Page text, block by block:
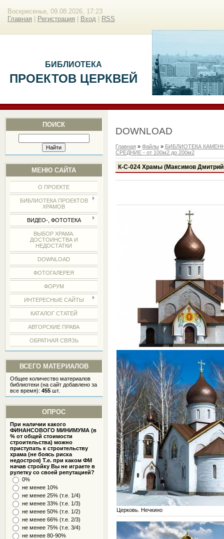
Воскресенье, 09.08.2026, 17:23
Главная
Регистрация Вход RSS
БИБЛИОТЕКА
ПРОЕКТОВ ЦЕРКВЕЙ
ПОИСК
МЕНЮ САЙТА
О ПРОЕКТЕ
БИБЛИОТЕКА ПРОЕКТОВ
ХРАМОВ
ВИДЕО-, ФОТОТЕКА
ВЫБОР ХРАМА.
ДОСТОИНСТВА И
НЕДОСТАТКИ
DOWNLOAD
ФОТОГАЛЕРЕЯ
ФОРУМ
ИНТЕРЕСНЫЕ САЙТЫ
КАТАЛОГ СТАТЕЙ
АВТОРСКИЕ ПРАВА
ОБРАТНАЯ СВЯЗЬ
ВСЕГО МАТЕРИАЛОВ
Общее количество материалов
библиотеки (на сайт добавлено за
все время):455 шт.
ОПРОС
При наличии какого
ФИНАНСОВОГО МИНИМУМА (в
% от общей стоимости
строительства) можно
приступать к строительству
храма (не боясь риска
недостроя) Т.е. при каком ФМ
начав стройку Вы не играете в
рулетку со своей репутацией?
0%
не менее 10%
не менее 25% (т.е. 1/4)
не менее 33% (т.е. 1/3)
не менее 50% (т.е. 1/2)
не менее 66% (т.е. 2/3)
не менее 75% (т.е. 3/4)
не менее 80-90%
DOWNLOAD
Главная » Файлы » БИБЛИОТЕКА
СРЕДНИЕ - от 100м2 до 200м2
К-С-024 Храмы (Максимов
Церковь. Нечкино